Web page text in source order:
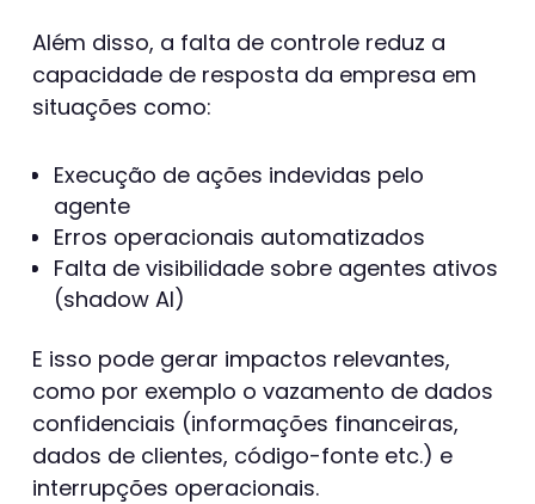
Além disso, a falta de controle reduz a
capacidade de resposta da empresa em
situações como:
Execução de ações indevidas pelo
agente
Erros operacionais automatizados
Falta de visibilidade sobre agentes ativos
(shadow AI)
E isso pode gerar impactos relevantes,
como por exemplo o vazamento de dados
confidenciais (informações financeiras,
dados de clientes, código-fonte etc.) e
interrupções operacionais.